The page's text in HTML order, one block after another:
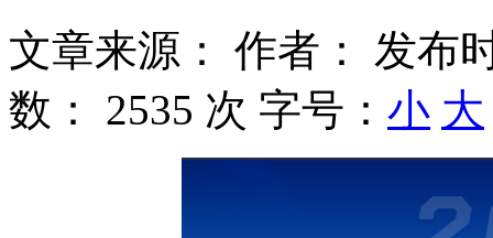
文章来源： 作者：
发布
数： 2535 次 字号： 小 大